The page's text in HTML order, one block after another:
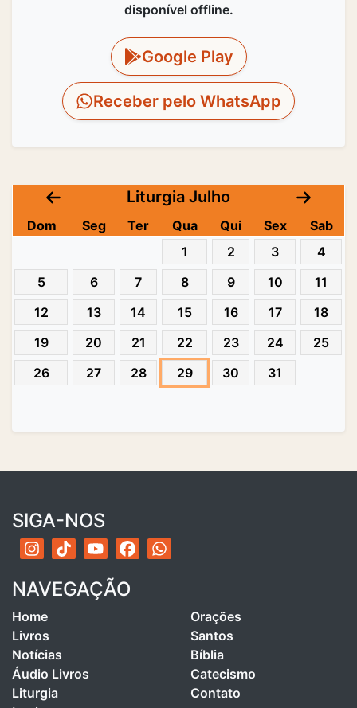
disponível offline.
Google Play
Receber pelo WhatsApp
Liturgia Julho
Dom Seg Ter Qua Qui Sex
Sab
1
2 3
4
5
6 7 8 9 10
11
12
13 14 15 16 17
18
19
20 21 22 23 24
25
26
27 28 29 30 31
SIGA-NOS
NAVEGAÇÃO
Home
Livros
Notícias
Áudio Livros
Liturgia
Orações
Santos
Bíblia
Catecismo
Contato